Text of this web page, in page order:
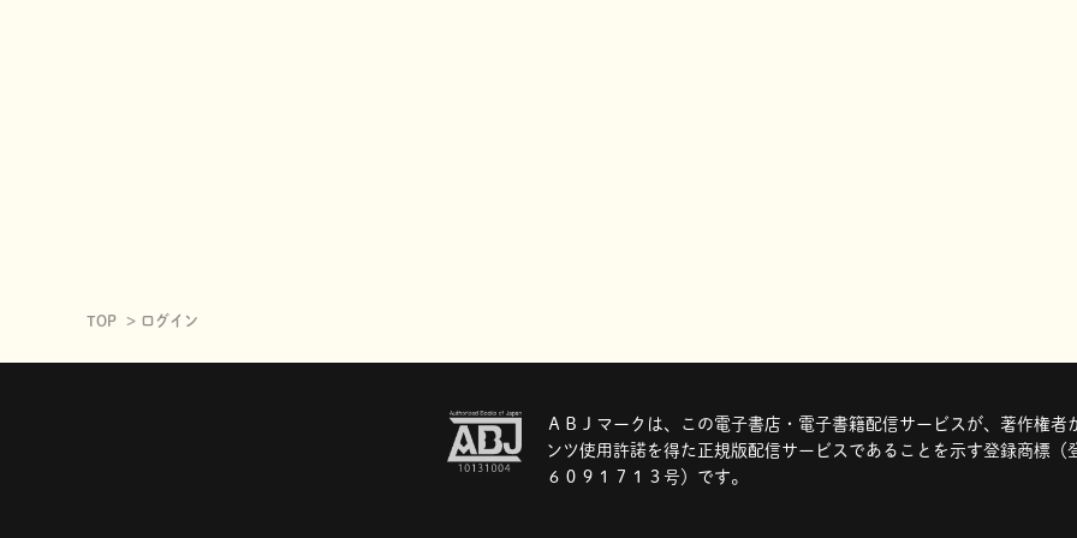
TOP ログイン
ＡＢＪマークは、この電子書店・電子書籍配信サービスが、著作権者
ンツ使用許諾を得た正規版配信サービスであることを示す登録商標（
６０９１７１３号）です。